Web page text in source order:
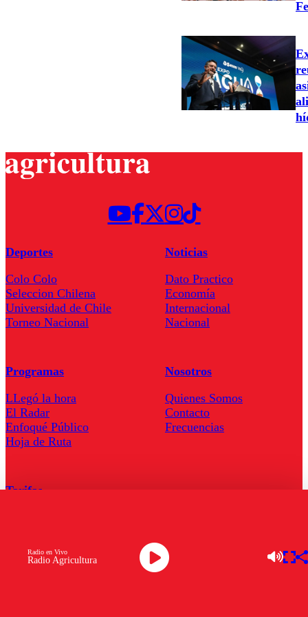
Radio Agricultura
Radio en Vivo
Deportes
Colo Colo
Seleccion Chilena
Universidad de Chile
Torneo Nacional
Noticias
Dato Practico
Economía
Internacional
Nacional
Programas
LLegó la hora
El Radar
Enfoqué Público
Hoja de Ruta
Nosotros
Quienes Somos
Contacto
Frecuencias
Tarifas